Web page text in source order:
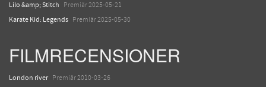
Lilo &amp; Stitch Premiär 2025-05-21
Karate Kid: Legends Premiär 2025-05-30
FILMRECENSIONER
London river Premiär 2010-03-26